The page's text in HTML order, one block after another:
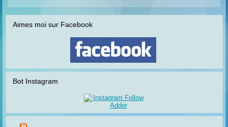
Aimes moi sur Facebook
Bot Instagram